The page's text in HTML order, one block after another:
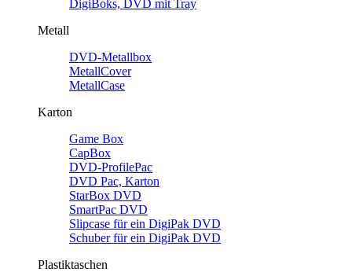
DigiBoks, DVD mit Tray
Metall
DVD-Metallbox
MetallCover
MetallCase
Karton
Game Box
CapBox
DVD-ProfilePac
DVD Pac, Karton
StarBox DVD
SmartPac DVD
Slipcase für ein DigiPak DVD
Schuber für ein DigiPak DVD
Plastiktaschen